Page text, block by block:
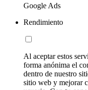
Google Ads
Rendimiento
Al aceptar estos
forma anónima el
dentro de nuestro
sitio web y mejorar